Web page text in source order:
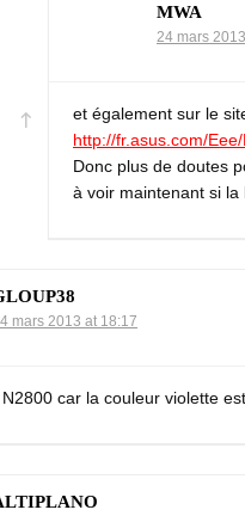
MWA
24 mars
et également sur le
http://fr.asus.com/
Donc plus de doutes
à voir maintenant si
mars 2013 at 18:17
N2800 car la couleur violette